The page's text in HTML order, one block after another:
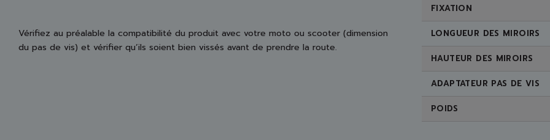
Vérifiez au préalable la compatibilité du produit avec votre moto ou scooter (dimension
du pas de vis) et vérifier qu’ils soient bien vissés avant de prendre la route.
FIXATION
LONGUEUR DES MIROIRS
HAUTEUR DES MIROIRS
ADAPTATEUR PAS DE VIS
POIDS